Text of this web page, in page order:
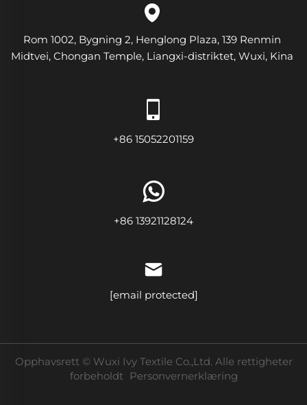
Rom 1002, Bygning 2, Henglong Plaza, 139 Renmin
Midtvei, Chongan Temple, Liangxi-distriktet, Wuxi, Kina
+86 15052201159
+86 13921128124
[email protected]
Opphavsrett © Wuxi Ivy Textile Co.,Ltd. Alle rettigheter
forbeholdt Personvernerklæring